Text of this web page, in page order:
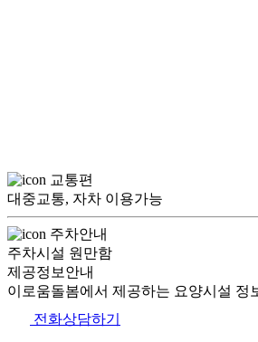
교통편
대중교통, 자차 이용가능
주차안내
주차시설 원만함
제공정보안내
이로움돌봄에서 제공하는 요양시설
전화상담하기